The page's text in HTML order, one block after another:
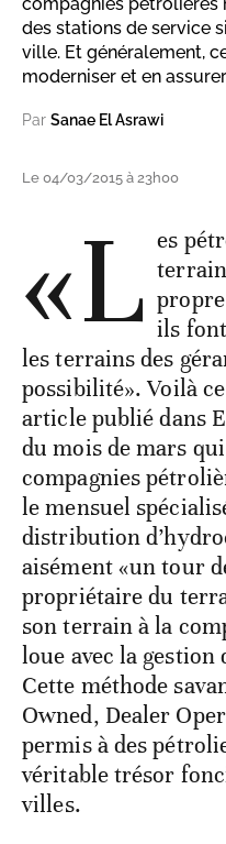
des stations de service
ville. Et généralement,
moderniser et en
Par Sanae El Asrawi
Le 04/03/2015 à 23h00
«L es
ils
les terrains des
possibilité». Voilà
article publié dans
du mois de mars
compagnies
le mensuel
distribution
aisément «un tour
propriétaire du
son terrain à la
loue avec la gestion
Cette méthode
Owned, Dealer
permis à des
véritable trésor
villes.